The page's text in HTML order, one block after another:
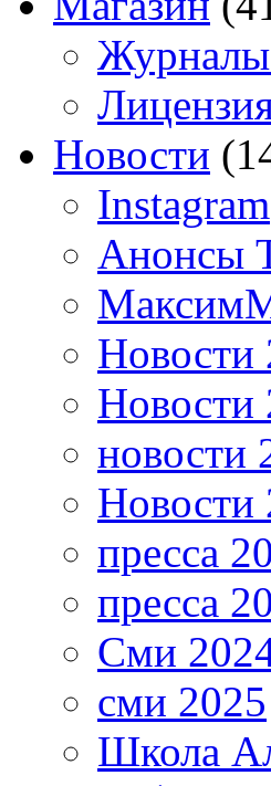
Журналы
Новости
Instagram
Анонсы
Новости
Новости
новости
Новости
пресса
пресса
Сми
сми 2025
Школа